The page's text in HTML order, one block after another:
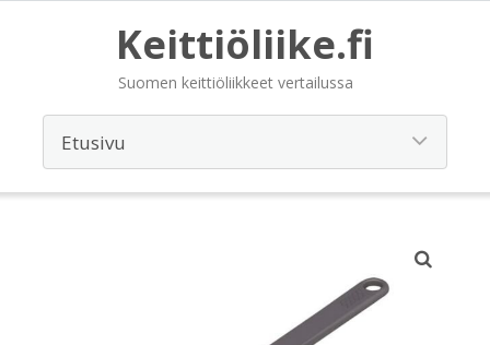
Keittiöliike.fi
Suomen keittiöliikkeet vertailussa